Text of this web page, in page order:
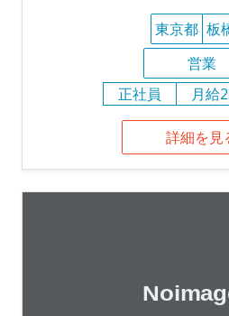
東京都 板
営業
正社員
月給
詳細を見